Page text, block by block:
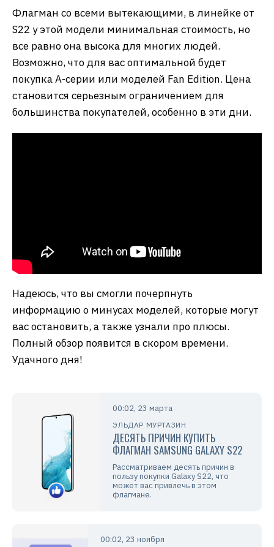
Флагман со всеми вытекающими, в линейке от
S22 у этой модели минимальная стоимость, но
все равно она высока для многих людей.
Возможно, что для вас оптимальной будет
покупка А-серии или моделей Fan Edition. Цена
становится серьезным ограничением для
большинства покупателей, особенно в эти дни.
Надеюсь, что вы смогли почерпнуть
информацию о минусах моделей, которые могут
вас остановить, а также узнали про плюсы.
Полный обзор появится в скором времени.
Удачного дня!
00:02, 23 марта
ЭЛЬДАР МУРТАЗИН
ДЕСЯТЬ ПРИЧИН КУПИТЬ
ФЛАГМАН SAMSUNG GALAXY S22
Рассматриваем десять причин в
пользу покупки Galaxy S22, что
может вас привлечь в этом
флагмане.
00:02, 23 ноября